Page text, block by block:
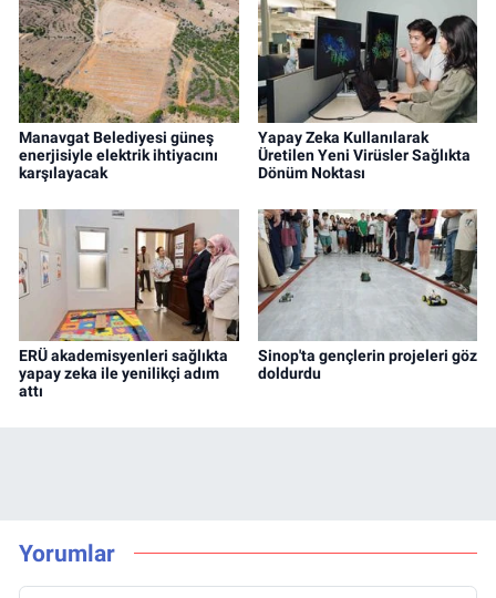
Manavgat Belediyesi güneş
enerjisiyle elektrik ihtiyacını
karşılayacak
Yapay Zeka Kullanılarak
Üretilen Yeni Virüsler Sağlıkta
Dönüm Noktası
ERÜ akademisyenleri sağlıkta
yapay zeka ile yenilikçi adım
attı
Sinop'ta gençlerin projeleri göz
doldurdu
Yorumlar